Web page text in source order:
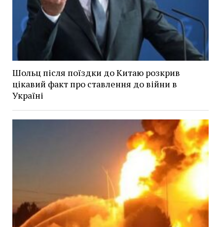
Шольц після поїздки до Китаю розкрив
цікавий факт про ставлення до війни в
Україні